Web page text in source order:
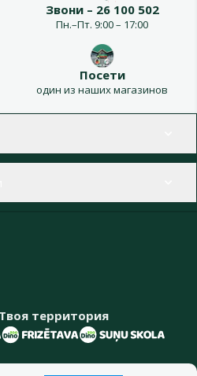
Звони – 26 100 502
Пн.–Пт. 9:00 – 17:00
Посети
один из наших магазинов
территория